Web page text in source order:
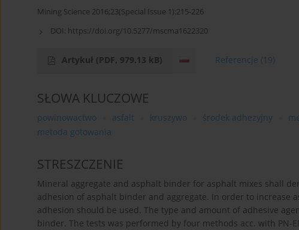
Mining Science 2016;23(Special Issue 1):215-226
DOI: https://doi.org/10.5277/mscma1622320
Artykuł (PDF, 979.13 kB) Referencje (19)
SŁOWA KLUCZOWE
powinowactwo asfalt kruszywo środek adhezyjny
metoda gotowania
STRESZCZENIE
Mineral aggregate and asphalt binder for asphalt mixes shall
adhesion of asphalt binder and aggregate. In order to increase
adhesion should be used. The type and amount of adhesive
binder. The tests was performed by four methods acc. with PN-